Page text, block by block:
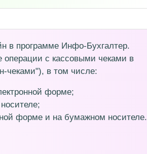
в программе Инфо-Бухгалтер.
операции с кассовыми чеками в
чеками"), в том числе:
форме;
форме и на бумажном носителе.